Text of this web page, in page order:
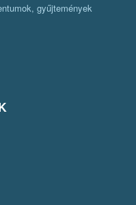
gyűjtemények